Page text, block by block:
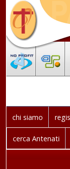
chi siamo
cerca Antenati